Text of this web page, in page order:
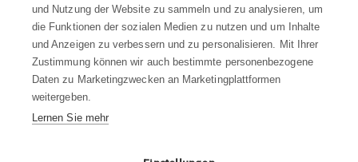
+49 25 197 159 962 Mo-Fr 8:00—16:00 Uhr
ALLE KONTAKTE
WIDERRUFSBELEHRUNG
und Nutzung der Website zu sammeln und zu analysieren, um
die Funktionen der sozialen Medien zu nutzen und um Inhalte
und Anzeigen zu verbessern und zu personalisieren. Mit Ihrer
Zustimmung können wir auch bestimmte personenbezogene
Daten zu Marketingzwecken an Marketingplattformen
weitergeben.
Lernen Sie mehr